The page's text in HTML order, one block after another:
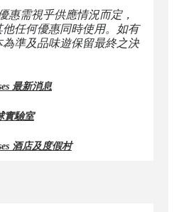
惠需視乎供應情況而定，
任何優惠同時使用。如有
準及品味遊保留最終之決
最新消息
實驗室
酒店及度假村